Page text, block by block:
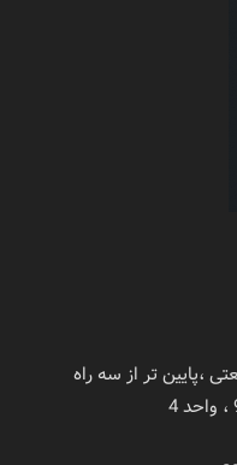
،پایین تر از سه راه